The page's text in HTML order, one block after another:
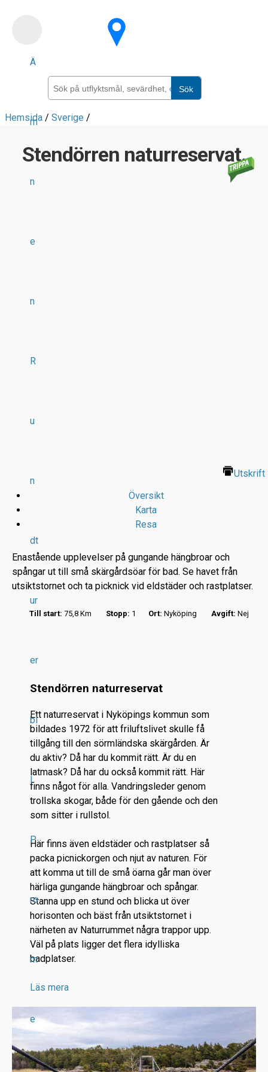
Ä
m
n
e
n
R
u
n
dt
ur
er
bi
l
P
ro
m
e
Sök
Hemsida / Sverige /
Stendörren naturreservat.
Utskrift
Översikt
Karta
Resa
Enastående upplevelser på gungande hängbroar och
spångar ut till små skärgårdsöar för bad. Se havet från
utsiktstornet och ta picknick vid eldstäder och rastplatser.
Till start: 75,8 Km Stopp: 1 Ort: Nyköping Avgift: Nej
Stendörren naturreservat
Ett naturreservat i Nyköpings kommun som
bildades 1972 för att friluftslivet skulle få
tillgång till den sörmländska skärgården. Är
du aktiv? Då har du kommit rätt. Är du en
latmask? Då har du också kommit rätt. Här
finns något för alla. Vandringsleder genom
trollska skogar, både för den gående och den
som sitter i rullstol.
Här finns även eldstäder och rastplatser så
packa picnickorgen och njut av naturen. För
att komma ut till de små öarna går man över
härliga gungande hängbroar och spångar.
Stanna upp en stund och blicka ut över
horisonten och bäst från utsiktstornet i
närheten av Naturrummet några trappor upp.
Väl på plats ligger det flera idylliska
badplatser.
Läs mera